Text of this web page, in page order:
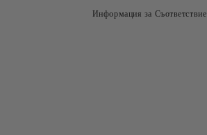
Информация за Съответствие